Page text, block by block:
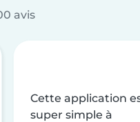
avis
Cette application
super simple à